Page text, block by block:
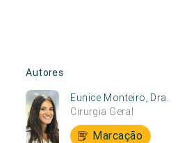
Autores
Eunice Monteiro, Dra.
Cirurgia Geral
Marcação